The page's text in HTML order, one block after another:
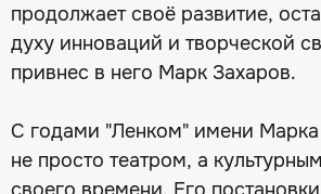
продолжает своё развитие,
духу инноваций и творческой
привнес в него Марк Захаров.
С годами "Ленком" имени Марка
не просто театром, а